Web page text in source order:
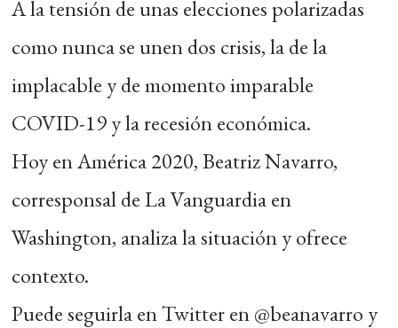
A la tensión de unas elecciones polarizadas
como nunca se unen dos crisis, la de la
implacable y de momento imparable
COVID-19 y la recesión económica.
Hoy en América 2020, Beatriz Navarro,
corresponsal de La Vanguardia en
Washington, analiza la situación y ofrece
contexto.
Puede seguirla en Twitter en @beanavarro y